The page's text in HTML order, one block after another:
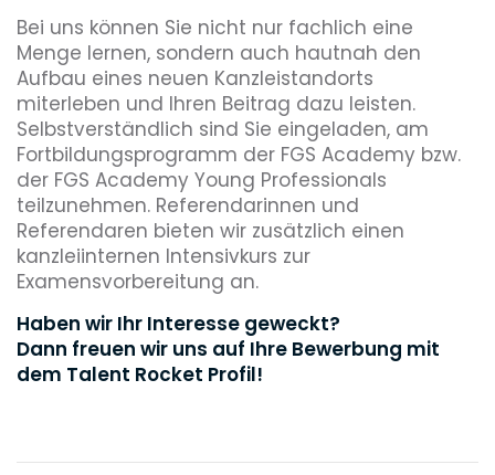
Bei uns können Sie nicht nur fachlich eine
Menge lernen, sondern auch hautnah den
Aufbau eines neuen Kanzleistandorts
miterleben und Ihren Beitrag dazu leisten.
Selbstverständlich sind Sie eingeladen, am
Fortbildungsprogramm der FGS Academy bzw.
der FGS Academy Young Professionals
teilzunehmen. Referendarinnen und
Referendaren bieten wir zusätzlich einen
kanzleiinternen Intensivkurs zur
Examensvorbereitung an.
Haben wir Ihr Interesse geweckt?
Dann freuen wir uns auf Ihre Bewerbung mit
dem Talent Rocket Profil!